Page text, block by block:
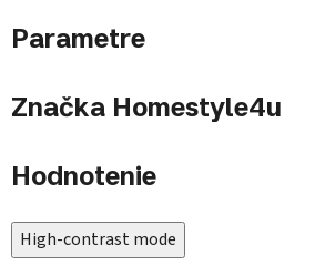
Parametre
Značka Homestyle4u
Hodnotenie
High-contrast mode